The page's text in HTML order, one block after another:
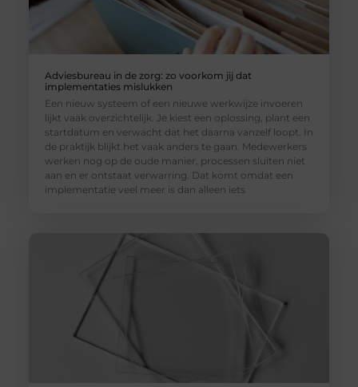
Adviesbureau in de zorg: zo voorkom jij dat
implementaties mislukken
Een nieuw systeem of een nieuwe werkwijze invoeren
lijkt vaak overzichtelijk. Je kiest een oplossing, plant een
startdatum en verwacht dat het daarna vanzelf loopt. In
de praktijk blijkt het vaak anders te gaan. Medewerkers
werken nog op de oude manier, processen sluiten niet
aan en er ontstaat verwarring. Dat komt omdat een
implementatie veel meer is dan alleen iets